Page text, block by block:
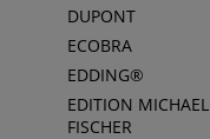
DUPONT
ECOBRA
EDDING®
EDITION MICHAEL
FISCHER